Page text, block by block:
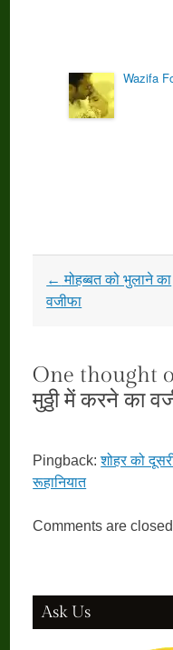
Wazifa
Post
navigation
← मोहब्बत को भुलाने का
वजीफा
One thought
मुठ्ठी में करने का
Pingback:शोहर को
रूहानियात
Comments are
Ask Us